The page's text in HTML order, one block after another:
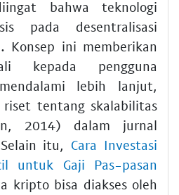
bahwa teknologi
pada desentralisasi
Konsep ini memberikan
kepada pengguna
lebih lanjut,
tentang skalabilitas
2014) dalam jurnal
itu, Cara Investasi
untuk Gaji Pas-pasan
kripto bisa diakses oleh